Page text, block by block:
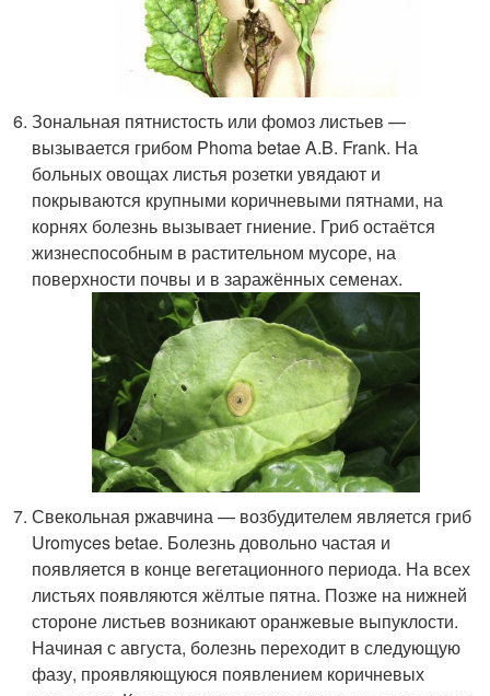
Зональная пятнистость или фомоз листьев —
вызывается грибом Phoma betae A.B. Frank. На
больных овощах листья розетки увядают и
покрываются крупными коричневыми пятнами, на
корнях болезнь вызывает гниение. Гриб остаётся
жизнеспособным в растительном мусоре, на
поверхности почвы и в заражённых семенах.
Свекольная ржавчина — возбудителем является гриб
Uromyces betae. Болезнь довольно частая и
появляется в конце вегетационного периода. На всех
листьях появляются жёлтые пятна. Позже на нижней
стороне листьев возникают оранжевые выпуклости.
Начиная с августа, болезнь переходит в следующую
фазу, проявляющуюся появлением коричневых